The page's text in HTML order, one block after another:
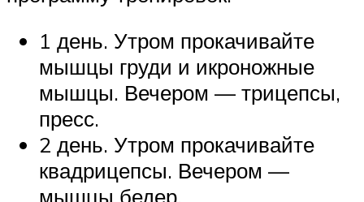
1 день. Утром прокачивайте
мышцы груди и икроножные
мышцы. Вечером — трицепсы,
пресс.
2 день. Утром прокачивайте
квадрицепсы. Вечером —
мышцы бедер.